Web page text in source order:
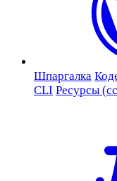
Шпаргалка
CLI Ресурсы